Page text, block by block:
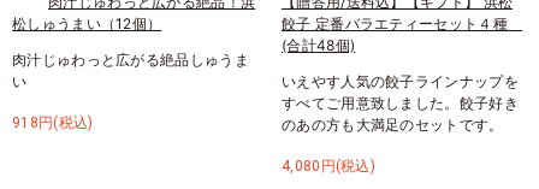
松しゅうまい（12個）
肉汁じゅわっと広がる絶品しゅうま
い
918円(税込)
餃子 定番バラエティーセット４種
(合計48個)
いえやす人気の餃子ラインナップを
すべてご用意致しました。餃子好き
のあの方も大満足のセットです。
4,080円(税込)